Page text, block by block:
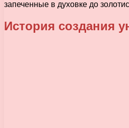
запеченные в духовке до
История создания